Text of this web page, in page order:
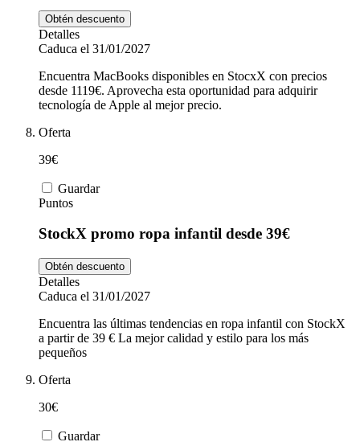
Obtén descuento
Detalles
Caduca el 31/01/2027
Encuentra MacBooks disponibles en StocxX con precios
desde 1119€. Aprovecha esta oportunidad para adquirir
tecnología de Apple al mejor precio.
Oferta
39€
Guardar
Puntos
StockX promo ropa infantil desde 39€
Obtén descuento
Detalles
Caduca el 31/01/2027
Encuentra las últimas tendencias en ropa infantil con StockX
a partir de 39 € La mejor calidad y estilo para los más
pequeños
Oferta
30€
Guardar